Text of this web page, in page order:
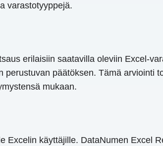
varastotyyppejä.
erilaisiin saatavilla oleviin Excel-
päätöksen. Tämä arviointi
mukaan.
Excelin käyttäjille. DataNumen Excel